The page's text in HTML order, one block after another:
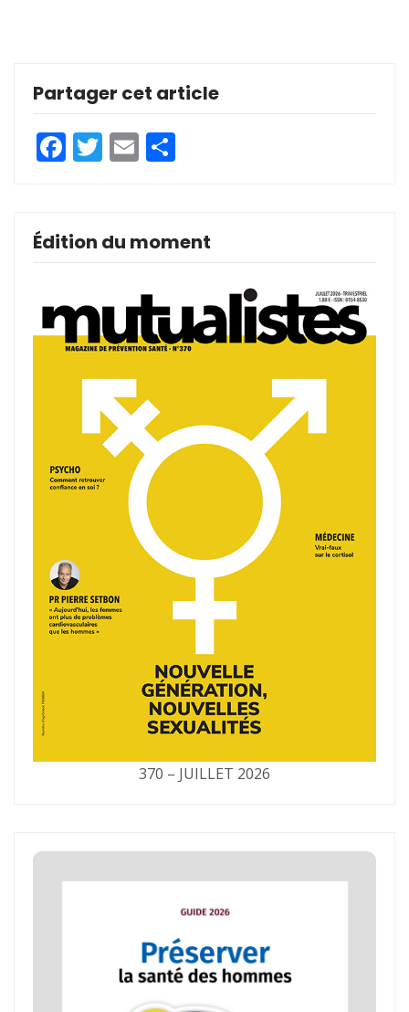
Partager cet article
Facebook
Twitter
Email
Édition du moment
370 – JUILLET 2026